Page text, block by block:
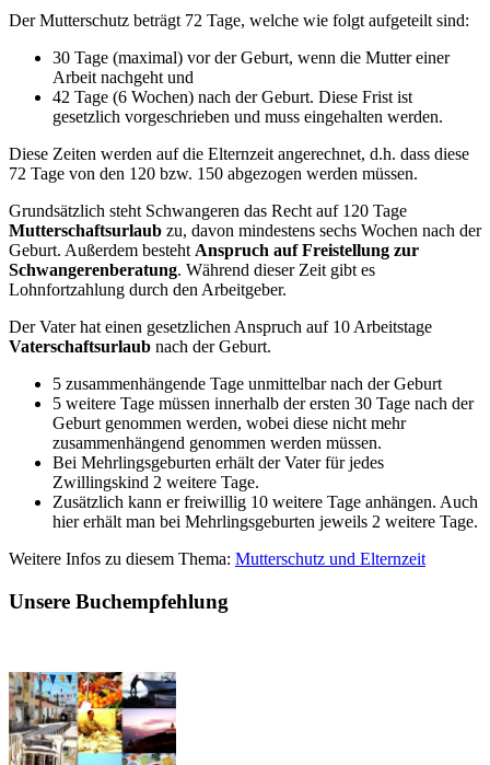
Der Mutterschutz beträgt 72 Tage, welche wie folgt aufgeteilt sind:
30 Tage (maximal) vor der Geburt, wenn die Mutter einer
Arbeit nachgeht und
42 Tage (6 Wochen) nach der Geburt. Diese Frist ist
gesetzlich vorgeschrieben und muss eingehalten werden.
Diese Zeiten werden auf die Elternzeit angerechnet, d.h. dass diese
72 Tage von den 120 bzw. 150 abgezogen werden müssen.
Grundsätzlich steht Schwangeren das Recht auf 120 Tage
Mutterschaftsurlaub zu, davon mindestens sechs Wochen nach der
Geburt. Außerdem besteht Anspruch auf Freistellung zur
Schwangerenberatung. Während dieser Zeit gibt es
Lohnfortzahlung durch den Arbeitgeber.
Der Vater hat einen gesetzlichen Anspruch auf 10 Arbeitstage
Vaterschaftsurlaub nach der Geburt.
5 zusammenhängende Tage unmittelbar nach der Geburt
5 weitere Tage müssen innerhalb der ersten 30 Tage nach der
Geburt genommen werden, wobei diese nicht mehr
zusammenhängend genommen werden müssen.
Bei Mehrlingsgeburten erhält der Vater für jedes
Zwillingskind 2 weitere Tage.
Zusätzlich kann er freiwillig 10 weitere Tage anhängen. Auch
hier erhält man bei Mehrlingsgeburten jeweils 2 weitere Tage.
Weitere Infos zu diesem Thema: Mutterschutz und Elternzeit
Unsere Buchempfehlung